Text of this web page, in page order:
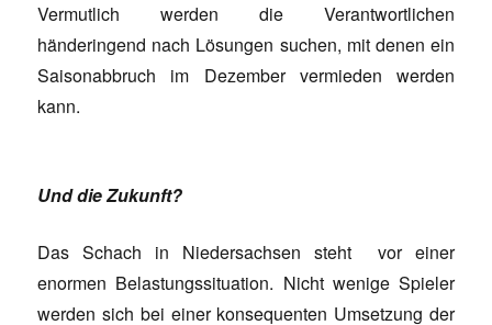
Vermutlich werden die Verantwortlichen
händeringend nach Lösungen suchen, mit denen ein
Saisonabbruch im Dezember vermieden werden
kann.
Und die Zukunft?
Das Schach in Niedersachsen steht vor einer
enormen Belastungssituation. Nicht wenige Spieler
werden sich bei einer konsequenten Umsetzung der